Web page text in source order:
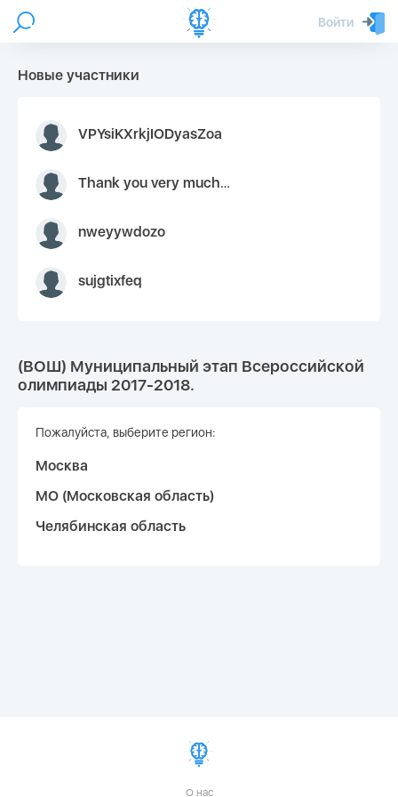
Войти
Новые участники
VPYsiKXrkjIODyasZoa
Thank you very much for your inquiry We appreciate you 9126052 https://youtube.com faceapple !
nweyywdozo
sujgtixfeq
(ВОШ) Муниципальный этап Всероссийской
олимпиады 2017-2018.
Пожалуйста, выберите регион:
Москва
МО (Московская область)
Челябинская область
О нас